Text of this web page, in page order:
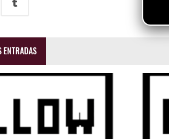
ENTRADAS